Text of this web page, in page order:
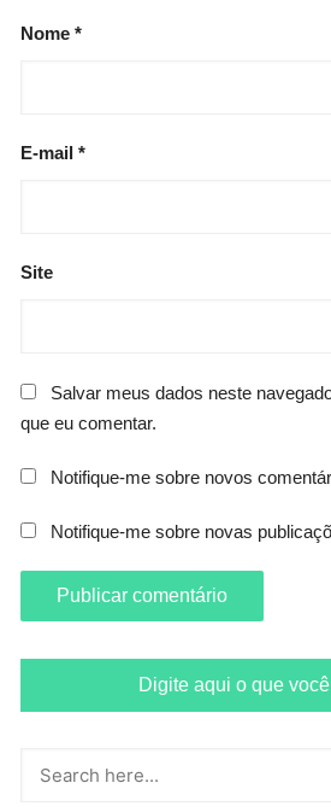
Nome*
E-mail*
Site
Salvar meus dados neste
que eu comentar.
Notifique-me sobre novos
Notifique-me sobre novas
Digite aqui o que